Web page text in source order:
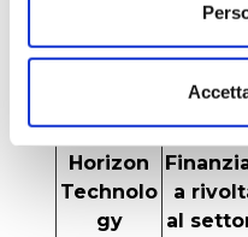
Horizon
Technolo
gy
a
al